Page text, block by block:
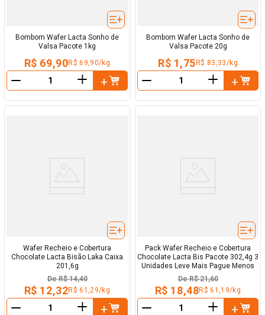
Bombom Wafer Lacta Sonho de
Valsa Pacote 1kg
R$ 69,90R$ 69,90/kg
＋
Bombom Wafer Lacta Sonho de
Valsa Pacote 20g
R$ 1,75 R$ 83,33/kg
＋
Wafer Recheio e Cobertura
Chocolate Lacta Bisão Laka Caixa
201,6g
De R$ 14,40
R$ 12,32R$ 61,29/kg
＋
Pack Wafer Recheio e Cobertura
Chocolate Lacta Bis Pacote 302,4g 3
Unidades Leve Mais Pague Menos
De R$ 21,60
R$ 18,48R$ 61,19/kg
＋